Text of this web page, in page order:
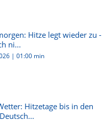
Hitze legt wieder zu -
ni...
| 01:00 min
Hitzetage bis in den